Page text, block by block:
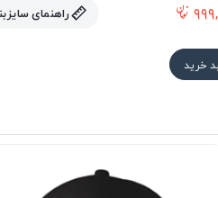
راهنمای
خرید